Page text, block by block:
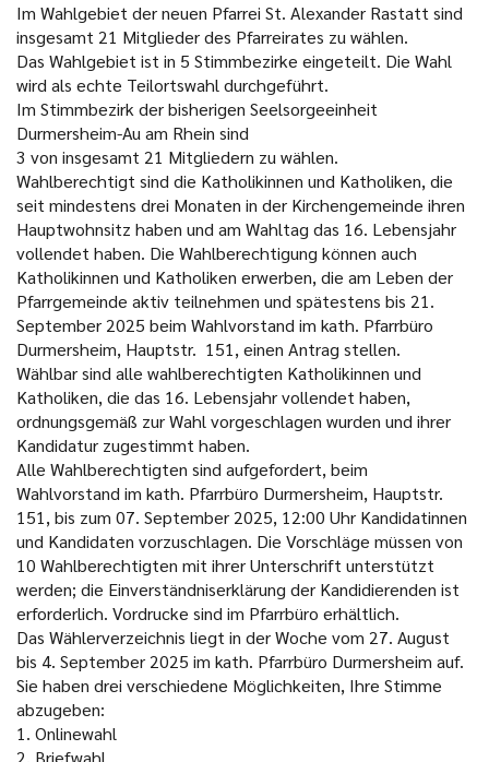
Im Wahlgebiet der neuen Pfarrei St. Alexander Rastatt sind
insgesamt 21 Mitglieder des Pfarreirates zu wählen.
Das Wahlgebiet ist in 5 Stimmbezirke eingeteilt. Die Wahl
wird als echte Teilortswahl durchgeführt.
Im Stimmbezirk der bisherigen Seelsorgeeinheit
Durmersheim-Au am Rhein sind
3 von insgesamt 21 Mitgliedern zu wählen.
Wahlberechtigt sind die Katholikinnen und Katholiken, die
seit mindestens drei Monaten in der Kirchengemeinde ihren
Hauptwohnsitz haben und am Wahltag das 16. Lebensjahr
vollendet haben. Die Wahlberechtigung können auch
Katholikinnen und Katholiken erwerben, die am Leben der
Pfarrgemeinde aktiv teilnehmen und spätestens bis 21.
September 2025 beim Wahlvorstand im kath. Pfarrbüro
Durmersheim, Hauptstr. 151, einen Antrag stellen.
Wählbar sind alle wahlberechtigten Katholikinnen und
Katholiken, die das 16. Lebensjahr vollendet haben,
ordnungsgemäß zur Wahl vorgeschlagen wurden und ihrer
Kandidatur zugestimmt haben.
Alle Wahlberechtigten sind aufgefordert, beim
Wahlvorstand im kath. Pfarrbüro Durmersheim, Hauptstr.
151, bis zum 07. September 2025, 12:00 Uhr Kandidatinnen
und Kandidaten vorzuschlagen. Die Vorschläge müssen von
10 Wahlberechtigten mit ihrer Unterschrift unterstützt
werden; die Einverständniserklärung der Kandidierenden ist
erforderlich. Vordrucke sind im Pfarrbüro erhältlich.
Das Wählerverzeichnis liegt in der Woche vom 27. August
bis 4. September 2025 im kath. Pfarrbüro Durmersheim auf.
Sie haben drei verschiedene Möglichkeiten, Ihre Stimme
abzugeben:
1. Onlinewahl
2. Briefwahl